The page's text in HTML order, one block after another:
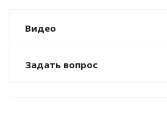
Видео
Задать вопрос